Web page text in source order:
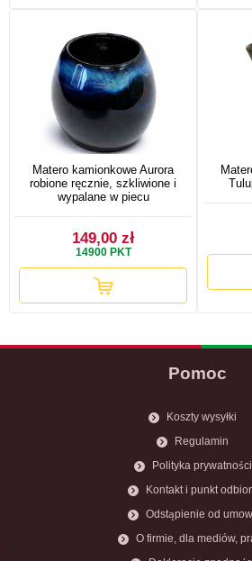
Matero kamionkowe Aurora
robione ręcznie, szkliwione i
wypalane w piecu
149,00 zł
14900PKT
Pomoc
Koszty wysyłki
Regulamin
Polityka prywatności
Kontakt i punkt
Odstąpienie od
O firmie, dla mediów,